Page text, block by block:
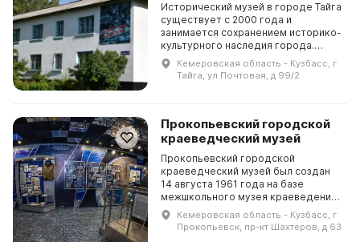
Исторический музей в городе Тайга
существует с 2000 года и
занимается сохранением историко-
культурного наследия города.
Основными видами деятельности
музея являются хранение, учет и
научная обработка ...
Кемеровская область - Кузбасс, г
Тайга, ул Почтовая, д 99/2
Прокопьевский городской
краеведческий музей
Прокопьевский городской
краеведческий музей был создан
14 августа 1961 года на базе
межшкольного музея краеведения,
действовавшего с 1953 года в
школе № 1, а с 1956 года — во
Дворце пионеров города Пр...
Кемеровская область - Кузбасс, г
Прокопьевск, пр-кт Шахтеров, д 63